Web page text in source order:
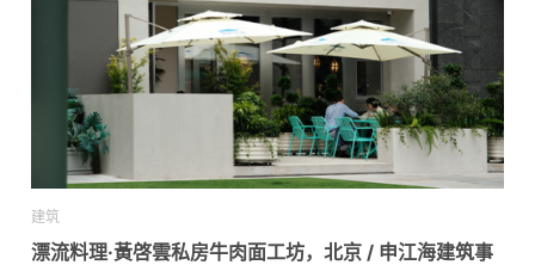
建筑
漂流料理·黃啓雲私房牛肉面工坊，北京 / 申江海建筑事